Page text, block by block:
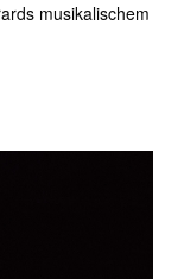
musikalischem